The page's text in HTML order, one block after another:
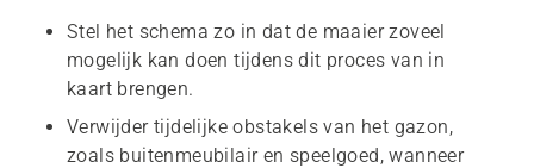
Stel het schema zo in dat de maaier zoveel
mogelijk kan doen tijdens dit proces van in
kaart brengen.
Verwijder tijdelijke obstakels van het gazon,
zoals buitenmeubilair en speelgoed, wanneer